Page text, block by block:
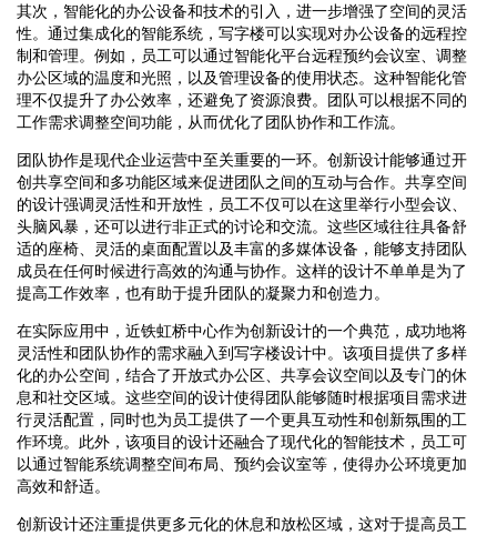
其次，智能化的办公设备和技术的引入，进一步增强了空间的灵活
性。通过集成化的智能系统，写字楼可以实现对办公设备的远程控
制和管理。例如，员工可以通过智能化平台远程预约会议室、调整
办公区域的温度和光照，以及管理设备的使用状态。这种智能化管
理不仅提升了办公效率，还避免了资源浪费。团队可以根据不同的
工作需求调整空间功能，从而优化了团队协作和工作流。
团队协作是现代企业运营中至关重要的一环。创新设计能够通过开
创共享空间和多功能区域来促进团队之间的互动与合作。共享空间
的设计强调灵活性和开放性，员工不仅可以在这里举行小型会议、
头脑风暴，还可以进行非正式的讨论和交流。这些区域往往具备舒
适的座椅、灵活的桌面配置以及丰富的多媒体设备，能够支持团队
成员在任何时候进行高效的沟通与协作。这样的设计不单单是为了
提高工作效率，也有助于提升团队的凝聚力和创造力。
在实际应用中，近铁虹桥中心作为创新设计的一个典范，成功地将
灵活性和团队协作的需求融入到写字楼设计中。该项目提供了多样
化的办公空间，结合了开放式办公区、共享会议空间以及专门的休
息和社交区域。这些空间的设计使得团队能够随时根据项目需求进
行灵活配置，同时也为员工提供了一个更具互动性和创新氛围的工
作环境。此外，该项目的设计还融合了现代化的智能技术，员工可
以通过智能系统调整空间布局、预约会议室等，使得办公环境更加
高效和舒适。
创新设计还注重提供更多元化的休息和放松区域，这对于提高员工